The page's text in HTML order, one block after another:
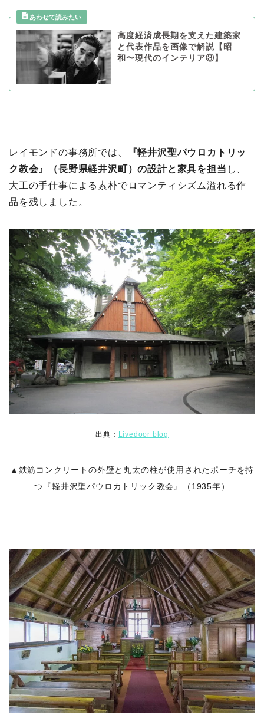
高度経済成長期を支えた建築家
と代表作品を画像で解説【昭
和〜現代のインテリア③】
レイモンドの事務所では、
『軽井沢聖パウロカトリッ
ク教会』（長野県軽井沢町）の設計と家具を担当 し、
大工の手仕事による素朴でロマンティシズム溢れる作
品を残しました。
出典： Livedoor blog
▲鉄筋コンクリートの外壁と丸太の柱が使用されたポーチを持
つ『軽井沢聖パウロカトリック教会』（1935年）